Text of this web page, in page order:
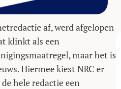
af, werd afgelopen
klinkt als een
maar het is
Hiermee kiest NRC er
hele redactie een